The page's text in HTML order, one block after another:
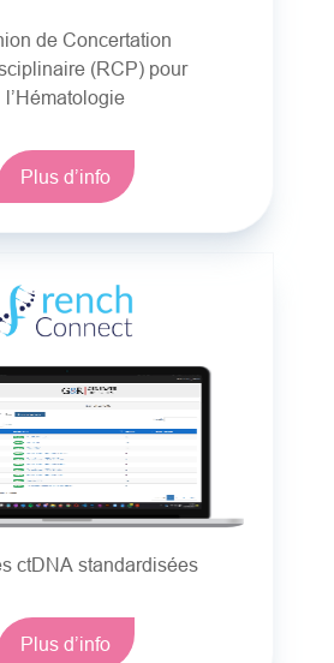
de Concertation
(RCP) pour
l’Hématologie
Plus d’info
ctDNA standardisées
Plus d’info